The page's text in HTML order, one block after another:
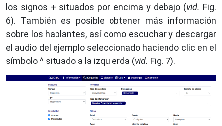
los signos + situados por encima y debajo (vid. Fig.
6). También es posible obtener más información
sobre los hablantes, así como escuchar y descargar
el audio del ejemplo seleccionado haciendo clic en el
símbolo ^ situado a la izquierda (vid. Fig. 7).